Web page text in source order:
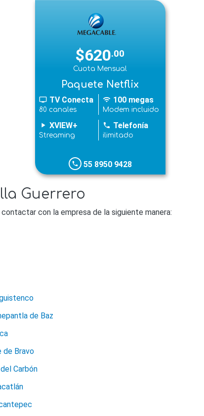
$620.00
Cuota Mensual
Paquete Netflix
tv TV Conecta
80 canales
wifi 100 megas
Modem incluido
play_arrow XVIEW+
Streaming
phone Telefonía
ilimitado
phone 55 8950 9428
Guerrero
con la empresa de la siguiente manera:
de Baz
de Bravo
Carbón